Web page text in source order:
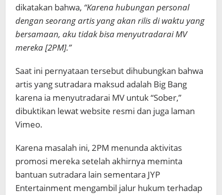
dikatakan bahwa, “Karena hubungan personal
dengan seorang artis yang akan rilis di waktu yang
bersamaan, aku tidak bisa menyutradarai MV
mereka [2PM].”
Saat ini pernyataan tersebut dihubungkan bahwa
artis yang sutradara maksud adalah Big Bang
karena ia menyutradarai MV untuk “Sober,”
dibuktikan lewat website resmi dan juga laman
Vimeo.
Karena masalah ini, 2PM menunda aktivitas
promosi mereka setelah akhirnya meminta
bantuan sutradara lain sementara JYP
Entertainment mengambil jalur hukum terhadap